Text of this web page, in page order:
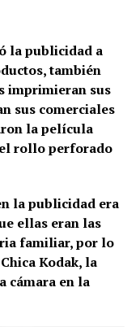
la publicidad a
también
imprimieran sus
sus comerciales
la película
rollo perforado
la publicidad era
ellas eran las
familiar, por lo
Kodak, la
cámara en la